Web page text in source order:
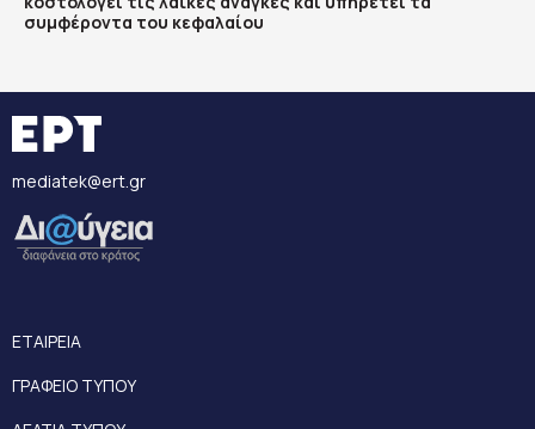
συμφέροντα του κεφαλαίου
mediatek@ert.gr
ΕΤΑΙΡΕΙΑ
ΓΡΑΦΕΙΟ ΤΥΠΟΥ